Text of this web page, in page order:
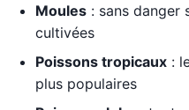
Moules : sans danger
cultivées
Poissons tropicaux :
plus populaires